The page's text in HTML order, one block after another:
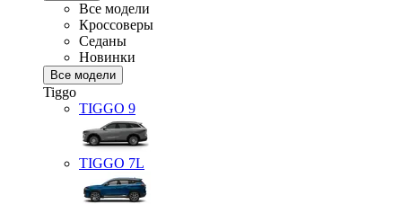
Все модели
Кроссоверы
Седаны
Новинки
Все модели
Tiggo
TIGGO 9
TIGGO 7L